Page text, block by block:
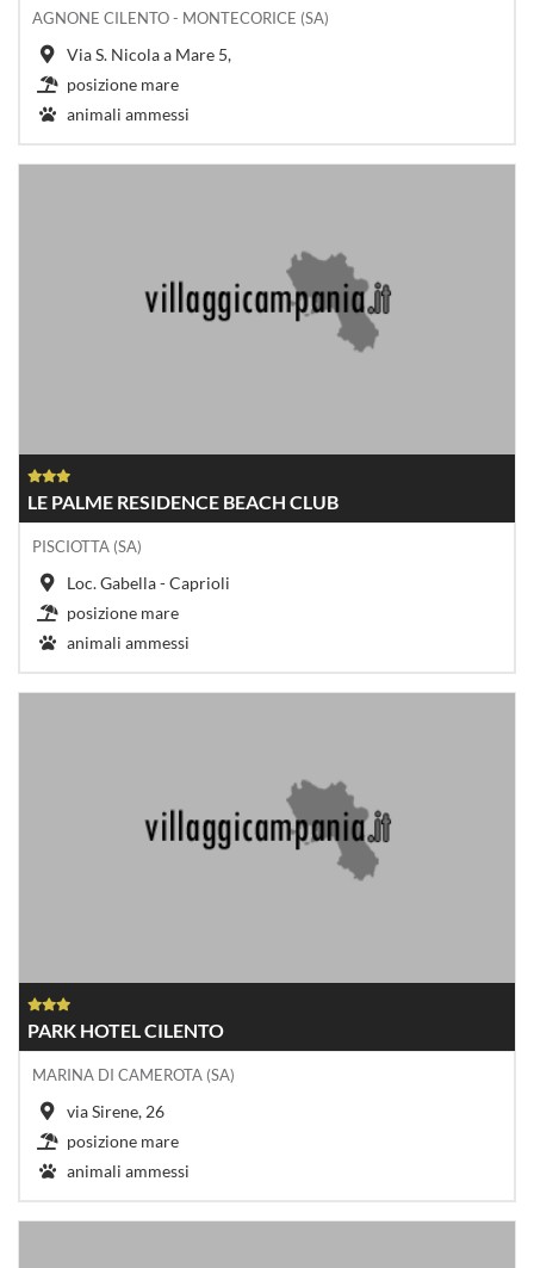
AGNONE CILENTO - MONTECORICE (SA)
Via S. Nicola a Mare 5,
posizione mare
animali ammessi
LE PALME RESIDENCE BEACH CLUB
PISCIOTTA (SA)
Loc. Gabella - Caprioli
posizione mare
animali ammessi
PARK HOTEL CILENTO
MARINA DI CAMEROTA (SA)
via Sirene, 26
posizione mare
animali ammessi